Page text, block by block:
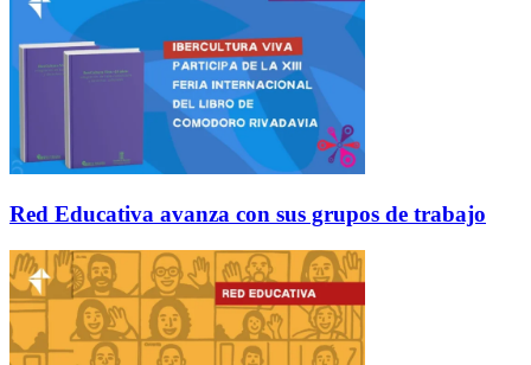
Red Educativa avanza con sus grupos de trabajo